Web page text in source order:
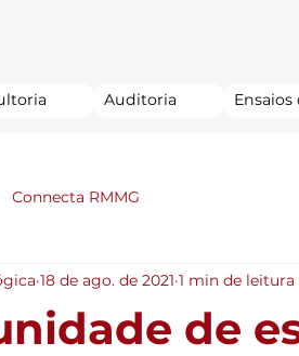
Auditoria
Connecta RMMG
de
18 de ago. de 2021 1 min de leitura